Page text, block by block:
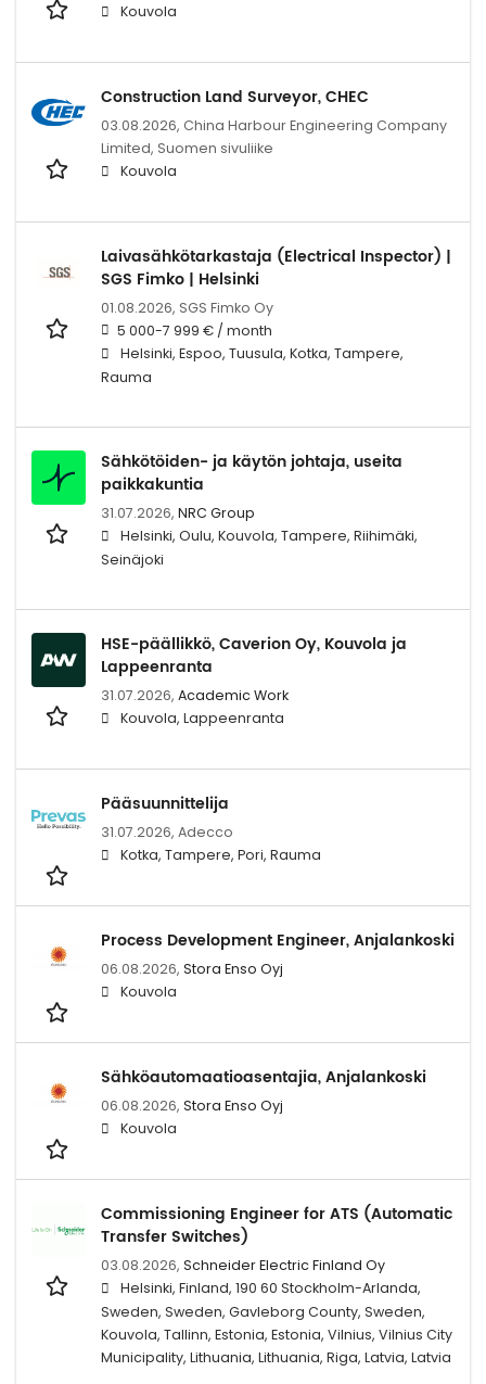
Kouvola
Construction Land Surveyor, CHEC
03.08.2026, China Harbour Engineering Company
Limited, Suomen sivuliike
Kouvola
Laivasähkötarkastaja (Electrical Inspector) |
SGS Fimko | Helsinki
01.08.2026, SGS Fimko Oy
5 000-7 999 € / month
Helsinki, Espoo, Tuusula, Kotka, Tampere,
Rauma
Sähkötöiden- ja käytön johtaja, useita
paikkakuntia
31.07.2026, NRC Group
Helsinki, Oulu, Kouvola, Tampere, Riihimäki,
Seinäjoki
HSE-päällikkö, Caverion Oy, Kouvola ja
Lappeenranta
31.07.2026, Academic Work
Kouvola, Lappeenranta
Pääsuunnittelija
31.07.2026, Adecco
Kotka, Tampere, Pori, Rauma
Process Development Engineer, Anjalankoski
06.08.2026, Stora Enso Oyj
Kouvola
Sähköautomaatioasentajia, Anjalankoski
06.08.2026, Stora Enso Oyj
Kouvola
Commissioning Engineer for ATS (Automatic
Transfer Switches)
03.08.2026, Schneider Electric Finland Oy
Helsinki, Finland, 190 60 Stockholm-Arlanda,
Sweden, Sweden, Gavleborg County, Sweden,
Kouvola, Tallinn, Estonia, Estonia, Vilnius, Vilnius City
Municipality, Lithuania, Lithuania, Riga, Latvia, Latvia